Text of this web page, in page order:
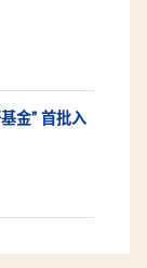
金” 首批入